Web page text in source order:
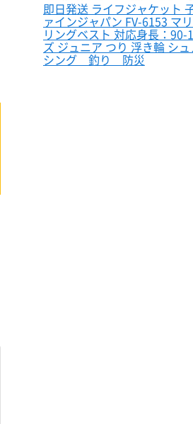
即日発送 ライフジャケット
ァインジャパン FV-6153 マ
リングベスト 対応身長：90-
ズ ジュニア つり 浮き輪 シ
シング 釣り 防災